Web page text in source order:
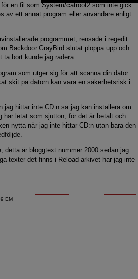
en fil som System/catroot2 som inte gick
av ett annat program eller användare enligt
programmet, rensade i regedit
Backdoor.GrayBird slutat ploppa upp och
bort kunde jag radera.
som utger sig för att scanna din dator
skit på datorn kan vara en säkerhetsrisk i
jag hittar inte CD:n så jag kan installera om
har letat som sjutton, för det är betalt och
nytta när jag inte hittar CD:n utan bara den
detta är bloggtext nummer 2000 sedan jag
texter det finns i Reload-arkivet har jag inte
EM